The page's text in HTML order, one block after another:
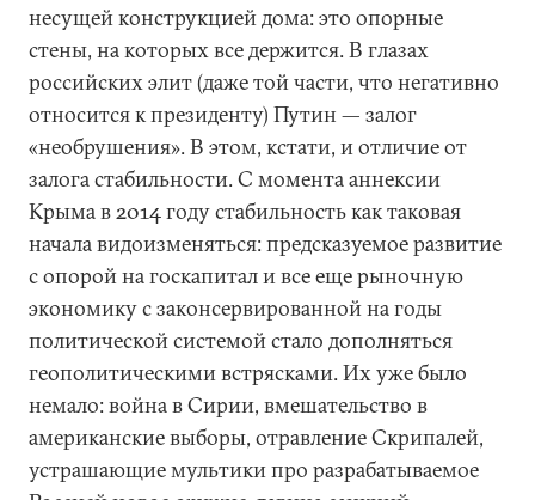
несущей конструкцией дома: это опорные
стены, на которых все держится. В глазах
российских элит (даже той части, что негативно
относится к президенту) Путин — залог
«необрушения». В этом, кстати, и отличие от
залога стабильности. С момента аннексии
Крыма в 2014 году стабильность как таковая
начала видоизменяться: предсказуемое развитие
с опорой на госкапитал и все еще рыночную
экономику с законсервированной на годы
политической системой стало дополняться
геополитическими встрясками. Их уже было
немало: война в Сирии, вмешательство в
американские выборы, отравление Скрипалей,
устрашающие мультики про разрабатываемое